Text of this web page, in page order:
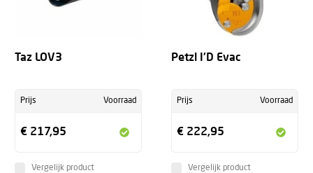
Taz LOV3
Prijs Voorraad
€ 217,95
Vergelijk product
Petzl I'D Evac
Prijs Voorraad
€ 222,95
Vergelijk product